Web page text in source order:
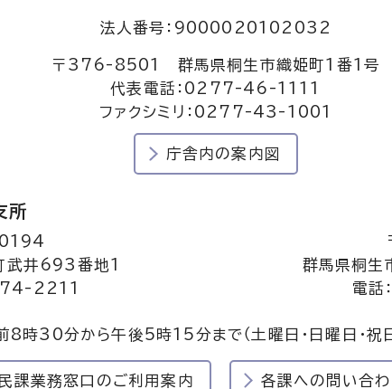
法人番号：9000020102032
〒376-8501 群馬県桐生市織姫町1番1号
代表電話：0277-46-1111
ファクシミリ：0277-43-1001
庁舎内の案内図
所
武井693番地1
74-2211
群馬県桐生
電
8時30分から午後5時15分まで（土曜日・日曜日・祝
課業務窓口のご利用案内 各課への問い合わ